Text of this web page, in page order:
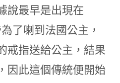
說最早是出現在
了喇到法國公主，
戒指送給公主，結果
因此這個傳統便開始